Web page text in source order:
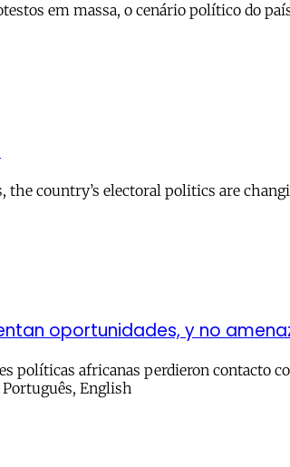
em massa, o cenário político do
the country’s electoral politics are
oportunidades, y no
políticas africanas perdieron contacto
English